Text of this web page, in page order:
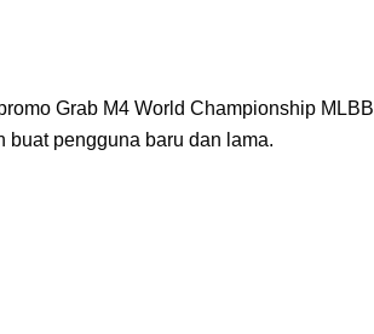
Grab M4 World Championship MLBB
buat pengguna baru dan lama.